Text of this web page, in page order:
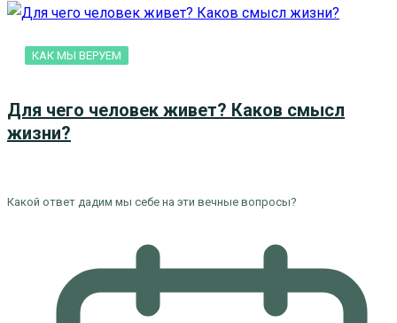
КАК МЫ ВЕРУЕМ
Для чего человек живет? Каков смысл
жизни?
Какой ответ дадим мы себе на эти вечные вопросы?